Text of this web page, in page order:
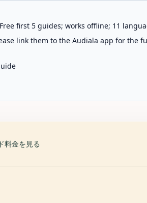
first 5 guides; works offline; 11
link them to the Audiala app for the
料金を見る